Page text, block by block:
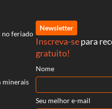
no feriado
minerais
Newsletter
Inscreva-separa
gratuito!
Nome
Seu melhor e-mail